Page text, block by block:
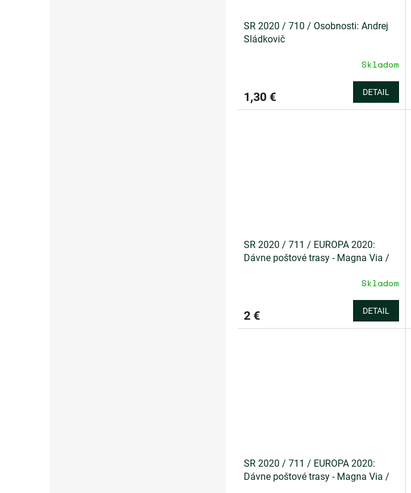
SR 2020 / 710 / Osobnosti: Andrej
Sládkovič
Skladom
1,30 € DETAIL
SR 2020 / 711 / EUROPA 2020:
Dávne poštové trasy - Magna Via /
Skladom
2 € DETAIL
SR 2020 / 711 / EUROPA 2020:
Dávne poštové trasy - Magna Via /